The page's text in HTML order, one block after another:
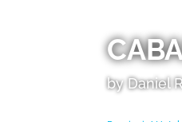
byDaniel